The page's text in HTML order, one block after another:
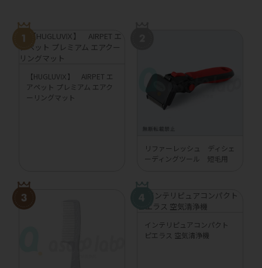
【HUGLUVⅨ】 AIRPET エ
アペット プレミアム エアク
ーリングマット
リファーレッシュ ディシェ
ーディングツール 短毛用
インテリピュアコンパクト
ピエラス 空気清浄機